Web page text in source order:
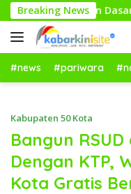
a
g
u
Breaking News
Pendidikan Dasar di
#news #pariwara
Kabupaten 50 Kota
Bangun
Dengan KTP,
Kota Gratis